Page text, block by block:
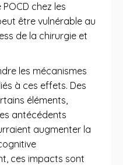
chez les
être vulnérable au
de la chirurgie et
les mécanismes
liés à ces effets. Des
éléments,
antécédents
augmenter la
ces impacts sont